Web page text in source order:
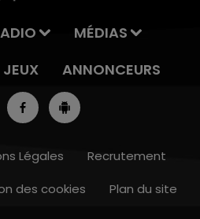
- 16h00
MÉDIAS
JEUX ANNONCEURS
Légales
Recrutement
des cookies Plan du site